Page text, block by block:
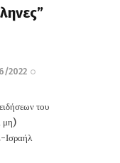
2022
του
μη)
Ισραήλ